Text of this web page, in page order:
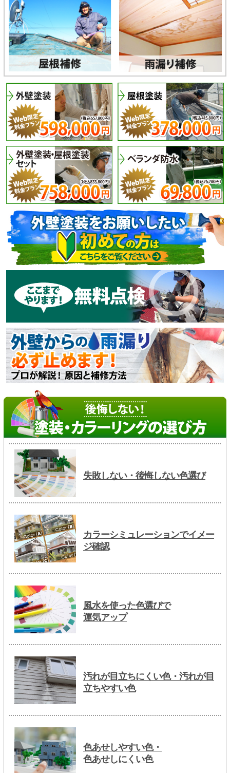
失敗しない・後悔しない色選び
カラーシミュレーションでイメー
ジ確認
風水を使った色選びで
運気アップ
汚れが目立ちにくい色・汚れが目
立ちやすい色
色あせしやすい色・
色あせしにくい色